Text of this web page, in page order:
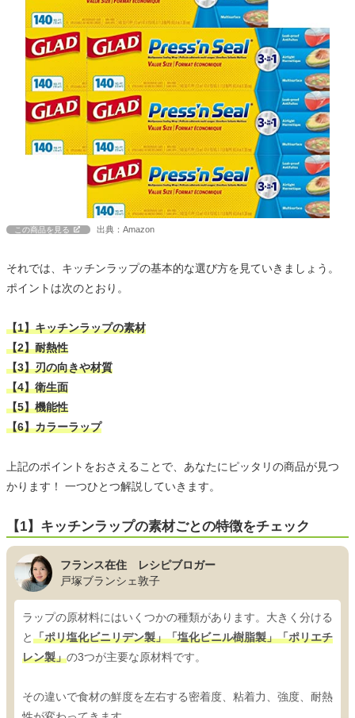
この商品を見る 出典：Amazon
それでは、キッチンラップの基本的な選び方を見ていきましょう。
ポイントは次のとおり。
【1】キッチンラップの素材
【2】耐熱性
【3】刃の向きや材質
【4】衛生面
【5】機能性
【6】カラーラップ
上記のポイントをおさえることで、あなたにピッタリの商品が見つ
かります！ 一つひとつ解説していきます。
【1】キッチンラップの素材ごとの特徴をチェック
フランス在住 レシピブロガー
戸塚ブランシェ敦子
ラップの原材料にはいくつかの種類があります。大きく分ける
と「ポリ塩化ビニリデン製」「塩化ビニル樹脂製」「ポリエチ
レン製」の3つが主要な原材料です。
その違いで食材の鮮度を左右する密着度、粘着力、強度、耐熱